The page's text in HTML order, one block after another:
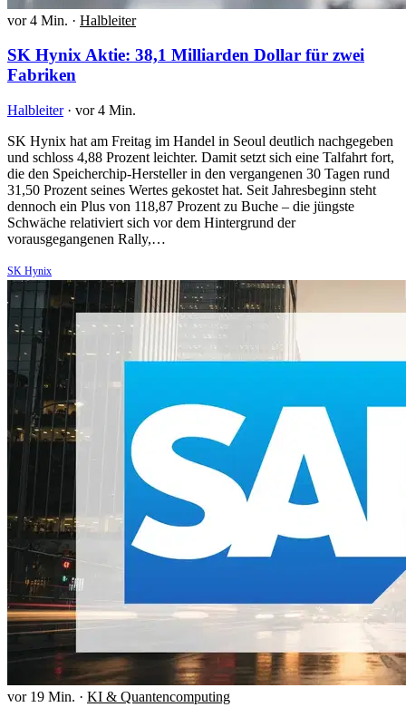
vor 4 Min. · Halbleiter
SK Hynix Aktie: 38,1 Milliarden Dollar für zwei
Fabriken
Halbleiter · vor 4 Min.
SK Hynix hat am Freitag im Handel in Seoul deutlich nachgegeben
und schloss 4,88 Prozent leichter. Damit setzt sich eine Talfahrt fort,
die den Speicherchip-Hersteller in den vergangenen 30 Tagen rund
31,50 Prozent seines Wertes gekostet hat. Seit Jahresbeginn steht
dennoch ein Plus von 118,87 Prozent zu Buche – die jüngste
Schwäche relativiert sich vor dem Hintergrund der
vorausgegangenen Rally,…
SK Hynix
vor 19 Min. · KI & Quantencomputing